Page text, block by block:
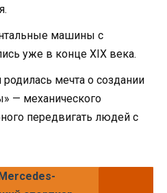
машины с
уже в конце XIX века.
мечта о создании
— механического
передвигать людей с
Mercedes-